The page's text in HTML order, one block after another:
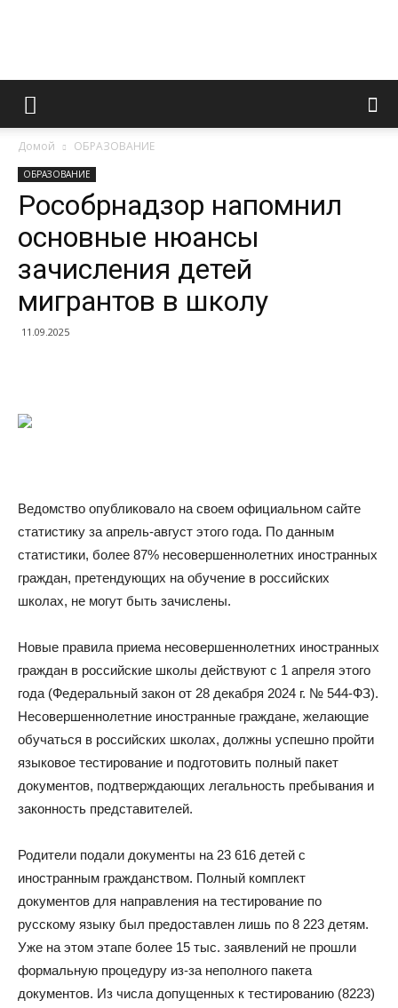
Информационно
портал
Домой ОБРАЗОВАНИЕ
ОБРАЗОВАНИЕ
Рособрнадзор напомнил
основные нюансы
зачисления детей
мигрантов в школу
11.09.2025
Ведомство опубликовало на своем официальном сайте
статистику за апрель-август этого года. По данным
статистики, более 87% несовершеннолетних иностранных
граждан, претендующих на обучение в российских
школах, не могут быть зачислены.
Новые правила приема несовершеннолетних иностранных
граждан в российские школы действуют с 1 апреля этого
года (Федеральный закон от 28 декабря 2024 г. № 544-ФЗ).
Несовершеннолетние иностранные граждане, желающие
обучаться в российских школах, должны успешно пройти
языковое тестирование и подготовить полный пакет
документов, подтверждающих легальность пребывания и
законность представителей.
Родители подали документы на 23 616 детей с
иностранным гражданством. Полный комплект
документов для направления на тестирование по
русскому языку был предоставлен лишь по 8 223 детям.
Уже на этом этапе более 15 тыс. заявлений не прошли
формальную процедуру из-за неполного пакета
документов. Из числа допущенных к тестированию (8223)